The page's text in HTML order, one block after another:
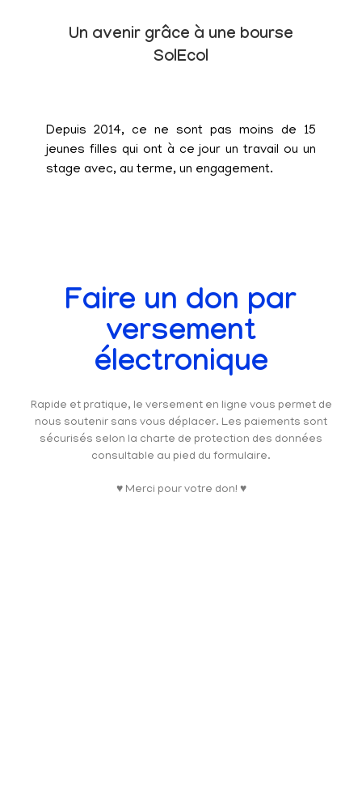
Un avenir grâce à une bourse
SolEcol
Depuis 2014, ce ne sont pas moins de 15
jeunes filles qui ont à ce jour un travail ou un
stage avec, au terme, un engagement.
Faire un don par
versement
électronique
Rapide et pratique, le versement en ligne vous permet de
nous soutenir sans vous déplacer. Les paiements sont
sécurisés selon la charte de protection des données
consultable au pied du formulaire.
♥ Merci pour votre don! ♥